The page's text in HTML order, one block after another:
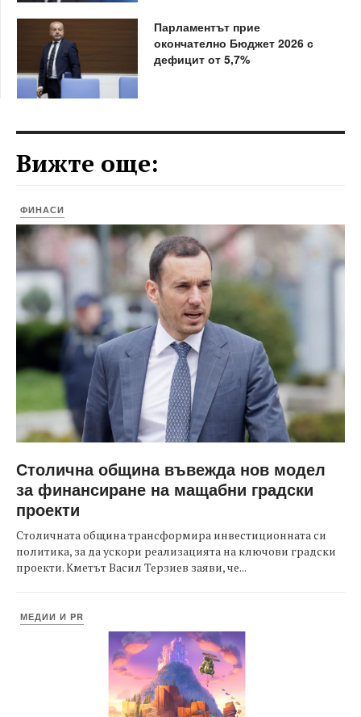
Парламентът прие
окончателно Бюджет 2026 с
дефицит от 5,7%
Вижте още:
ФИНАСИ
Столична община въвежда нов модел
за финансиране на мащабни градски
проекти
Столичната община трансформира инвестиционната си
политика, за да ускори реализацията на ключови градски
проекти. Кметът Васил Терзиев заяви, че...
МЕДИИ И PR